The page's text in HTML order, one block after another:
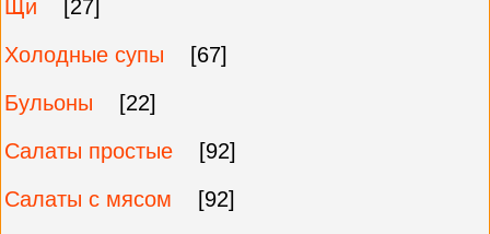
Щи
[27]
Холодные супы
[67]
Бульоны
[22]
Салаты простые
[92]
Салаты с мясом
[92]